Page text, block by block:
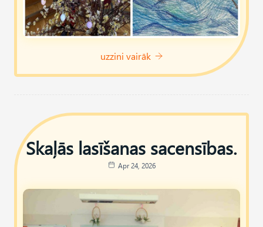
uzzini vairāk
Skaļās lasīšanas sacensības.
Apr 24, 2026